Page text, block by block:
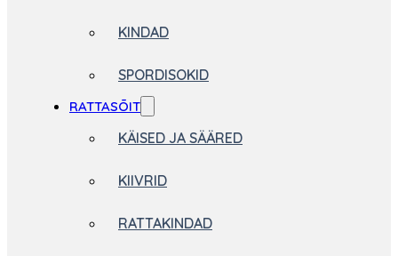
KINDAD
SPORDISOKID
RATTASÕIT
KÄISED JA SÄÄRED
KIIVRID
RATTAKINDAD